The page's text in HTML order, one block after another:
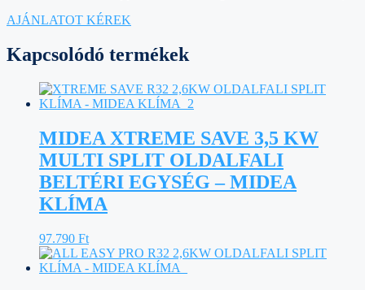
AJÁNLATOT KÉREK
Kapcsolódó termékek
MIDEA XTREME SAVE 3,5 KW
MULTI SPLIT OLDALFALI
BELTÉRI EGYSÉG – MIDEA
KLÍMA
97.790 Ft